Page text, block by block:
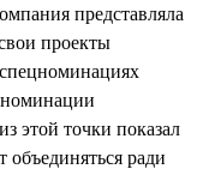
представляла
проекты
номинации
этой точки показал
ради